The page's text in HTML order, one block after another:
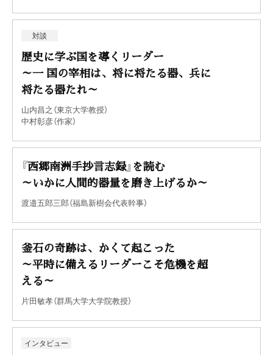
対談
歴史に学ぶ国を導くリーダー
～一 国の宰相は、将に将たる器、兵に
将たる器たれ～
山内昌之（東京大学教授）
中村彰彦（作家）
『西郷南洲手抄言志録』を読む
～いかに人間的器量を磨き上げるか～
渡邉五郎三郎（福島新樹会代表幹事）
釜石の奇跡は、かくて起こった
～平時に備えるリーダーこそ危機を超
える～
片田敏孝（群馬大学大学院教授）
インタビュー